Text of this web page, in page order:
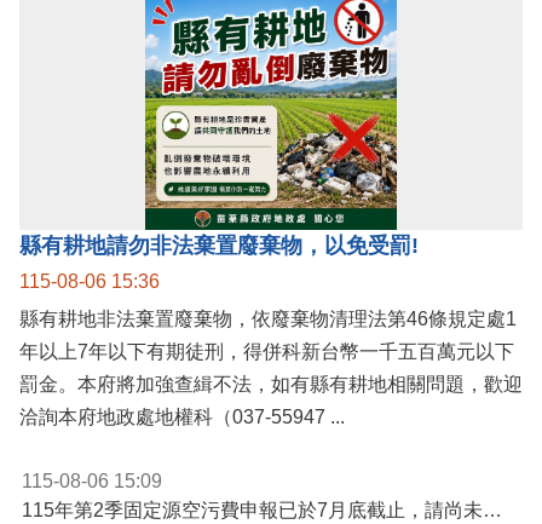
縣有耕地請勿非法棄置廢棄物，以免受罰!
115-08-06 15:36
縣有耕地非法棄置廢棄物，依廢棄物清理法第46條規定處1
年以上7年以下有期徒刑，得併科新台幣一千五百萬元以下
罰金。本府將加強查緝不法，如有縣有耕地相關問題，歡迎
洽詢本府地政處地權科（037-55947 ...
115-08-06 15:09
115年第2季固定源空污費申報已於7月底截止，請尚未申報公私場所儘速完成申繳，以免面臨滯納金及罰鍰!